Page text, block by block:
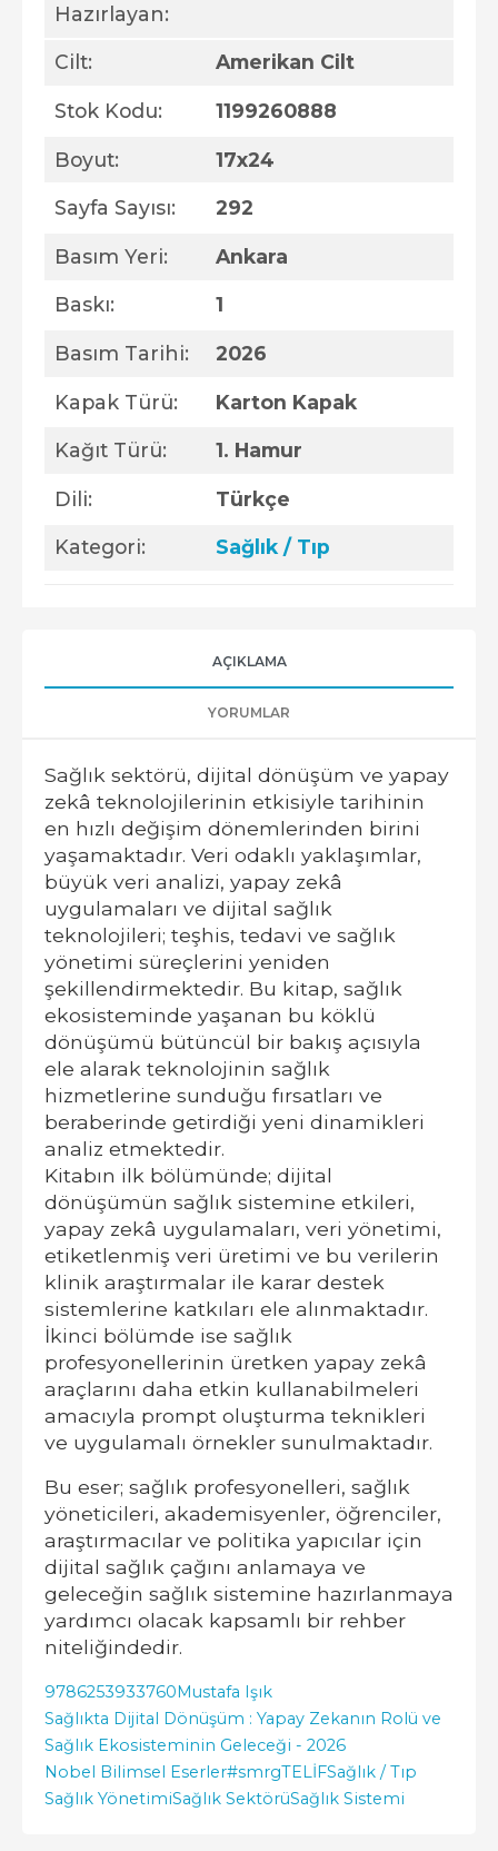
Hazırlayan:
Cilt: Amerikan Cilt
Stok Kodu: 1199260888
Boyut: 17x24
Sayfa Sayısı: 292
Basım Yeri: Ankara
Baskı: 1
Basım Tarihi: 2026
Kapak Türü: Karton Kapak
Kağıt Türü: 1. Hamur
Dili: Türkçe
Kategori: Sağlık / Tıp
AÇIKLAMA
YORUMLAR
Sağlık sektörü, dijital dönüşüm ve yapay
zekâ teknolojilerinin etkisiyle tarihinin
en hızlı değişim dönemlerinden birini
yaşamaktadır. Veri odaklı yaklaşımlar,
büyük veri analizi, yapay zekâ
uygulamaları ve dijital sağlık
teknolojileri; teşhis, tedavi ve sağlık
yönetimi süreçlerini yeniden
şekillendirmektedir. Bu kitap, sağlık
ekosisteminde yaşanan bu köklü
dönüşümü bütüncül bir bakış açısıyla
ele alarak teknolojinin sağlık
hizmetlerine sunduğu fırsatları ve
beraberinde getirdiği yeni dinamikleri
analiz etmektedir.
Kitabın ilk bölümünde; dijital
dönüşümün sağlık sistemine etkileri,
yapay zekâ uygulamaları, veri yönetimi,
etiketlenmiş veri üretimi ve bu verilerin
klinik araştırmalar ile karar destek
sistemlerine katkıları ele alınmaktadır.
İkinci bölümde ise sağlık
profesyonellerinin üretken yapay zekâ
araçlarını daha etkin kullanabilmeleri
amacıyla prompt oluşturma teknikleri
ve uygulamalı örnekler sunulmaktadır.
Bu eser; sağlık profesyonelleri, sağlık
yöneticileri, akademisyenler, öğrenciler,
araştırmacılar ve politika yapıcılar için
dijital sağlık çağını anlamaya ve
geleceğin sağlık sistemine hazırlanmaya
yardımcı olacak kapsamlı bir rehber
niteliğindedir.
9786253933760Mustafa Işık
Sağlıkta Dijital Dönüşüm : Yapay Zekanın Rolü ve
Sağlık Ekosisteminin Geleceği - 2026
Nobel Bilimsel Eserler#smrgTELİFSağlık / Tıp
Sağlık YönetimiSağlık SektörüSağlık Sistemi